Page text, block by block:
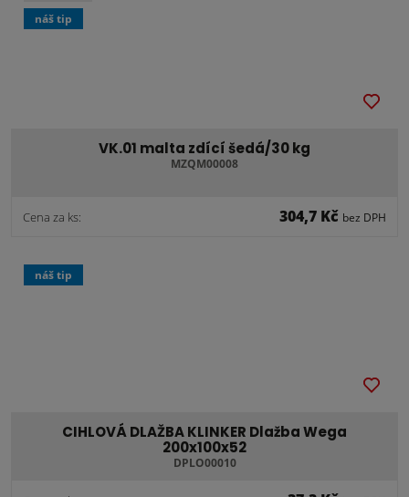
VK.01 malta zdící šedá/30 kg
MZQM00008
Cena za ks: 304,7 Kč bez DPH
náš tip
CIHLOVÁ DLAŽBA KLINKER Dlažba Wega
200x100x52
DPLO00010
náš tip